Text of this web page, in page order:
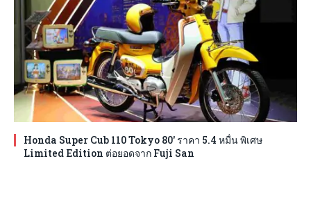
Honda Super Cub 110 Tokyo 80′ ราคา 5.4 หมื่น พิเศษ
Limited Edition ต่อยอดจาก Fuji San